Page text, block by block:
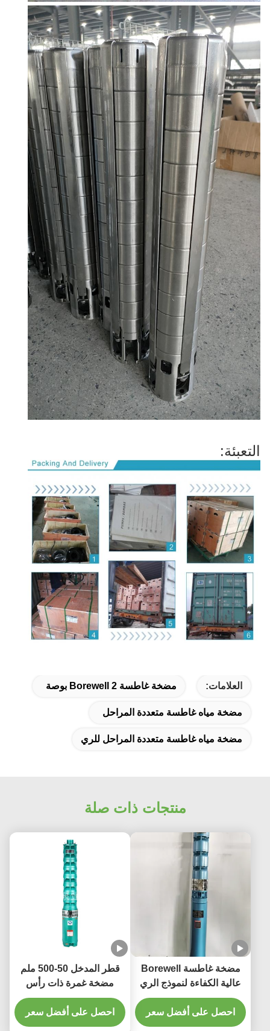
التعبئة:
العلامات: مضخة غاطسة Borewell 2 بوصة
مضخة مياه غاطسة متعددة المراحل
مضخة مياه غاطسة متعددة المراحل للري
منتجات ذات صلة
مضخة غاطسة Borewell
عالية الكفاءة لنموذج الري
QJ مادة الحديد الزهر الجهد
380 فولت/50bz
احصل على أفضل سعر
قطر المدخل 50-500 ملم
مضخة غمرة ذات رأس
مرتفع واحد / ثلاث مراحل
احصل على أفضل سعر